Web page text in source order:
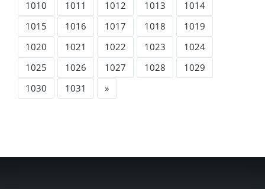
1010
1011 1012 1013
1014
1015
1016 1017 1018
1019
1020
1021 1022 1023
1024
1025
1026 1027 1028
1029
1030
1031 »